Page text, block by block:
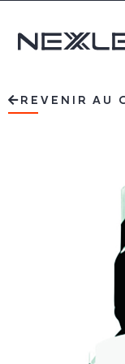
REVENIR AU